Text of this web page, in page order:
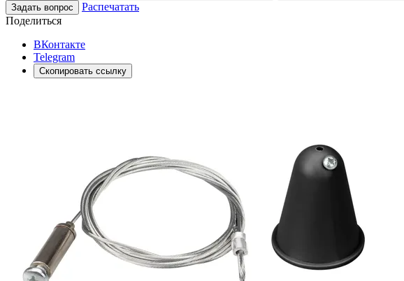
Задать вопрос
Распечатать
Поделиться
ВКонтакте
Telegram
Скопировать ссылку